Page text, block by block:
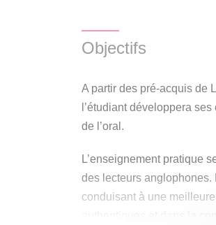
Objectifs
A partir des pré-acquis de
l’étudiant développera
de l’oral.
L’enseignement pratique
des lecteurs anglophones.
conduisant à une